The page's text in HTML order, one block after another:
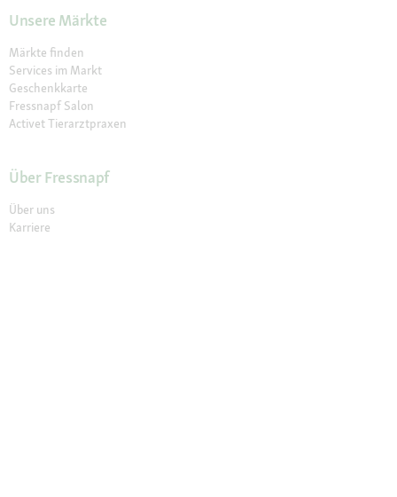
Unsere Märkte
Märkte finden
Services im Markt
Geschenkkarte
Fressnapf Salon
Activet Tierarztpraxen
Über Fressnapf
Über uns
Karriere